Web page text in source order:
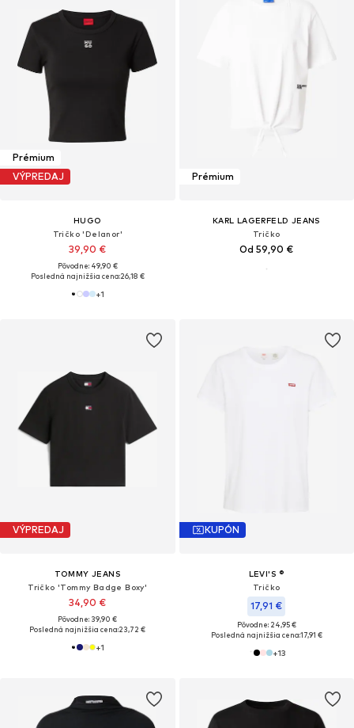
Prémium
VÝPREDAJ
HUGO
Tričko 'Delanor'
39,90 €
Pôvodne: 49,90 €
Posledná najnižšia cena:26,18 €
+1
Prémium
KARL LAGERFELD JEANS
Tričko
Od 59,90 €
VÝPREDAJ
TOMMY JEANS
Tričko 'Tommy Badge Boxy'
34,90 €
Pôvodne: 39,90 €
Posledná najnižšia cena:23,72 €
+1
KUPÓN
LEVI'S ®
Tričko
17,91 €
Pôvodne: 24,95 €
Posledná najnižšia cena:17,91 €
+13